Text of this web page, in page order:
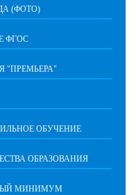
(ФОТО)
ФГОС
"ПРЕМЬЕРА"
ОБУЧЕНИЕ
ОБРАЗОВАНИЯ
МИНИМУМ